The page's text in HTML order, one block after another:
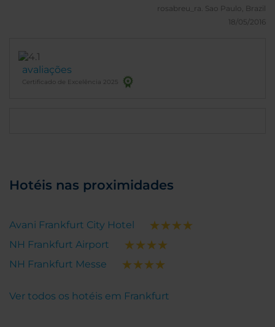
rosabreu_ra. Sao Paulo, Brazil
18/05/2016
avaliações
Certificado de Excelência 2025
Hotéis nas proximidades
Avani Frankfurt City Hotel
NH Frankfurt Airport
NH Frankfurt Messe
Ver todos os hotéis em Frankfurt